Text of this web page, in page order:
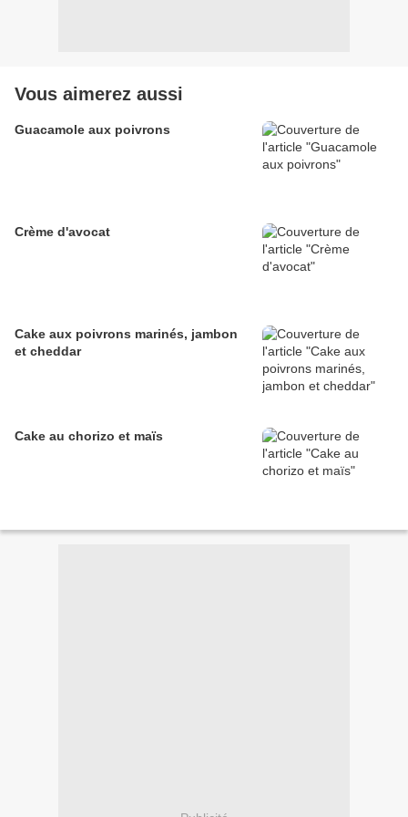
Vous aimerez aussi
Guacamole aux poivrons
Crème d'avocat
Cake aux poivrons marinés, jambon
et cheddar
Cake au chorizo et maïs